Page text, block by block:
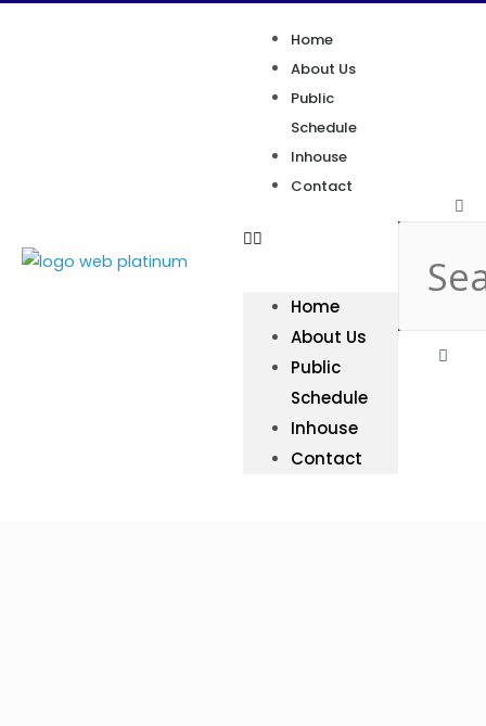
Home
About Us
Public
Schedule
Inhouse
Contact
Home
About Us
Public
Schedule
Inhouse
Contact